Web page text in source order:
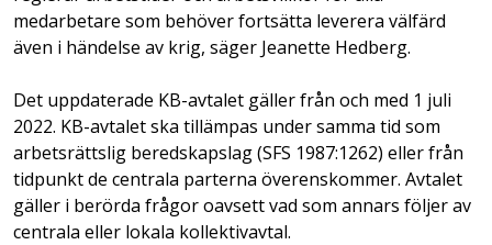
medarbetare som behöver fortsätta leverera välfärd
även i händelse av krig, säger Jeanette Hedberg.
Det uppdaterade KB-avtalet gäller från och med 1 juli
2022. KB-avtalet ska tillämpas under samma tid som
arbetsrättslig beredskapslag (SFS 1987:1262) eller från
tidpunkt de centrala parterna överenskommer. Avtalet
gäller i berörda frågor oavsett vad som annars följer av
centrala eller lokala kollektivavtal.